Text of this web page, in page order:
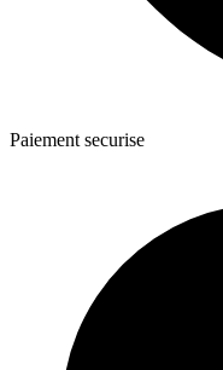
Paiement securise